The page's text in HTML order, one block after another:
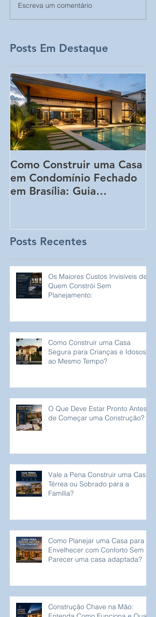
Escreva um comentário
Posts Em Destaque
Como Construir uma Casa
em Condomínio Fechado
em Brasília: Guia
Posts Recentes
Os Maiores Custos Invisíveis de
Quem Constrói Sem
Planejamento:
Como Construir uma Casa
Segura para Crianças e Idosos
ao Mesmo Tempo?
O Que Deve Estar Pronto Antes
de Começar uma Construção?
Vale a Pena Construir uma Casa
Térrea ou Sobrado para a
Família?
Como Planejar uma Casa para
Envelhecer com Conforto Sem
Parecer uma casa adaptada?
Construção Chave na Mão: